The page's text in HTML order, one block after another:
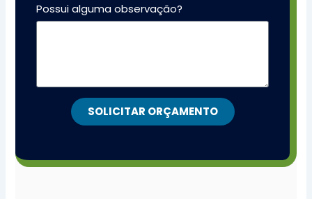
Possui alguma observação?
SOLICITAR ORÇAMENTO